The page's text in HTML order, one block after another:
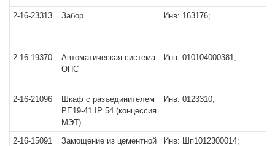
2-16-23313 Забор Инв: 163176;
2-16-19370
Автоматическая система
ОПС
Инв: 010104000381;
2-16-21096
Шкаф с разъединителем
РЕ19-41 IP 54 (концессия
МЭТ)
Инв: 0123310;
2-16-15091
Замощение из цементной
Инв: Шп1012300014;